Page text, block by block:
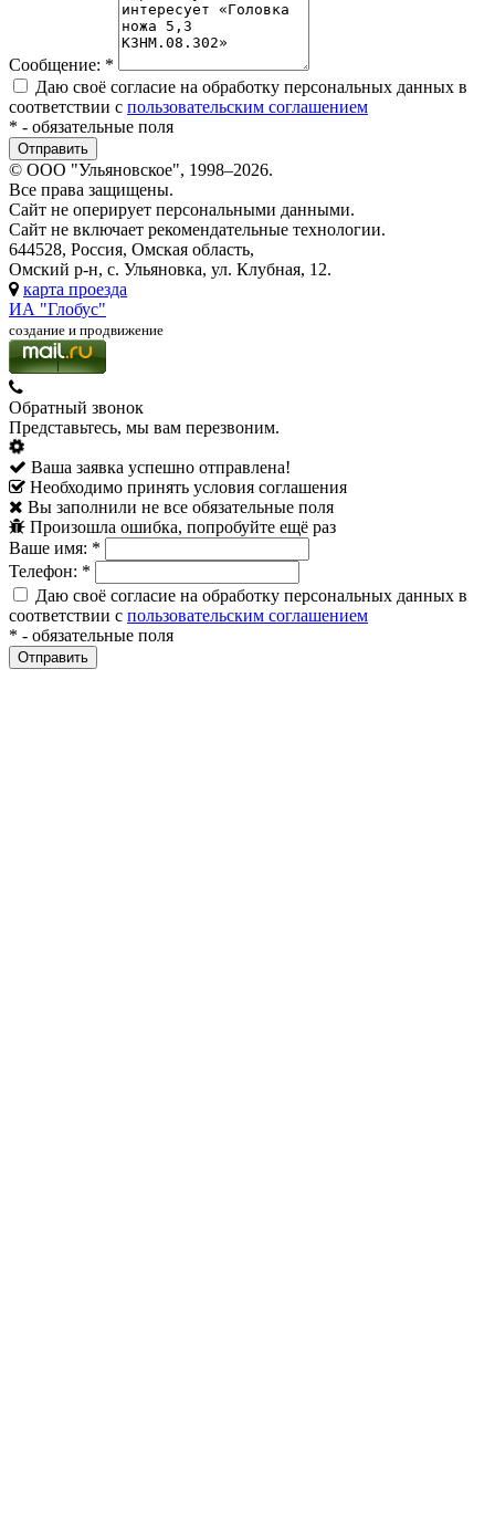
Сообщение: *
Даю своё согласие на обработку персональных данных в
соответствии с пользовательским соглашением
* - обязательные поля
© ООО "Ульяновское", 1998–2026.
Все права защищены.
Сайт не оперирует персональными данными.
Сайт не включает рекомендательные технологии.
644528, Россия, Омская область,
Омский р-н, с. Ульяновка, ул. Клубная, 12.
карта проезда
ИА "Глобус"
создание и продвижение
Обратный звонок
Представьтесь, мы вам перезвоним.
Ваша заявка успешно отправлена!
Необходимо принять условия соглашения
Вы заполнили не все обязательные поля
Произошла ошибка, попробуйте ещё раз
Ваше имя: *
Телефон: *
Даю своё согласие на обработку персональных данных в
соответствии с пользовательским соглашением
* - обязательные поля